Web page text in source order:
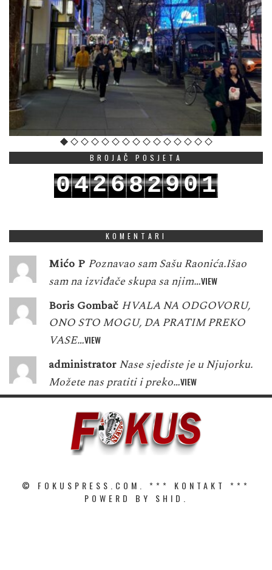
BROJAČ POSJETA
042682901
KOMENTARI
Mićo P Poznavao sam Sašu Raonića.Išao
sam na izviđače skupa sa njim…VIEW
Boris Gombač HVALA NA ODGOVORU,
ONO STO MOGU, DA PRATIM PREKO
VASE…VIEW
administrator Nase sjediste je u Njujorku.
Možete nas pratiti i preko…VIEW
© FOKUSPRESS.COM. *** KONTAKT
***
POWERD BY SHID.